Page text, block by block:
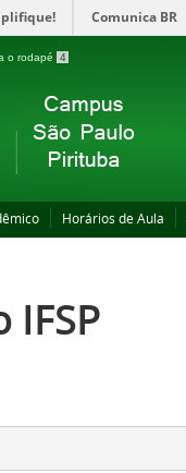
Comunica BR
o rodapé 4
Horários de Aula
IFSP